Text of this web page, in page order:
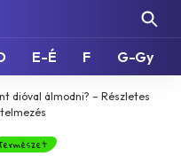
E-É F G-Gy
dióval álmodni? – Részletes